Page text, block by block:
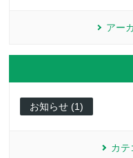
アー
お知らせ (1)
カテ